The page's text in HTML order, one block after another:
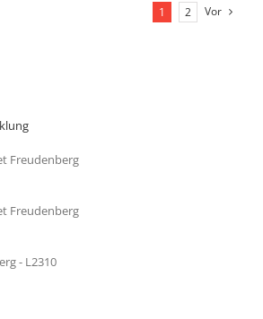
1 2 Vor
Freudenberg
Freudenberg
- L2310